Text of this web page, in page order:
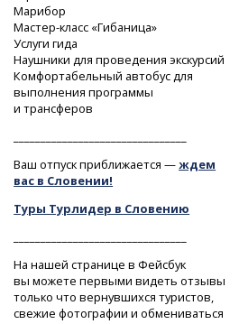
Марибор
Мастер-класс «Гибаница»
Услуги гида
Наушники для проведения экскурсий
Комфортабельный автобус для
выполнения программы
и трансферов
Ваш отпуск приближается —ждем
вас в Словении!
Туры Турлидер в Словению
На нашей странице в Фейсбук
вы можете первыми видеть отзывы
только что вернувшихся туристов,
свежие фотографии и обмениваться